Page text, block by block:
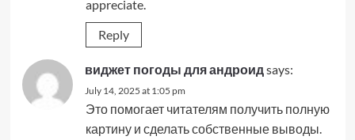
appreciate.
Reply
виджет погоды для андроидsays:
July 14, 2025 at 1:05 pm
Это помогает читателям получить полную
картину и сделать собственные выводы.